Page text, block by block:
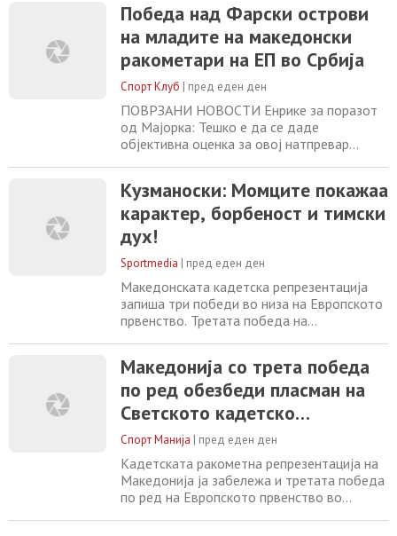
одлично го отворија ЕП 07/08/2026
МОТО ГП се враќа на Силверстоун
07/08/2026
Победа над Фарски острови
на младите на македонски
ракометари на ЕП во Србија
Спорт Клуб | пред еден ден
ПОВРЗАНИ НОВОСТИ Енрике за поразот
од Мајорка: Тешко е да се даде
објективна оценка за овој натпревар
банда уби репрезентативец на Уганда
06/08/2026 Салах влезе во клубот на
богатите, но е далеку од најплатените
06/08/2026
Кузманоски: Момците покажаа
карактер, борбеност и тимски
дух!
Sportmedia | пред еден ден
Македонската кадетска репрезентација
запиша три победи во низа на Европското
првенство. Третата победа на
билет за Светското првенство следната
година. Денеска избраниците на
селекторот, Горан Кузманоски славеа
против Фарски Острови со 32-34. Ова
беше уште еден тежок натпревар
Македонија со трета победа
по ред обезбеди пласман на
Светското кадетско
првенство
Спорт Манија | пред еден ден
Кадетската ракометна репрезентација на
Македонија ја забележа и третата победа
по ред на Европското првенство во